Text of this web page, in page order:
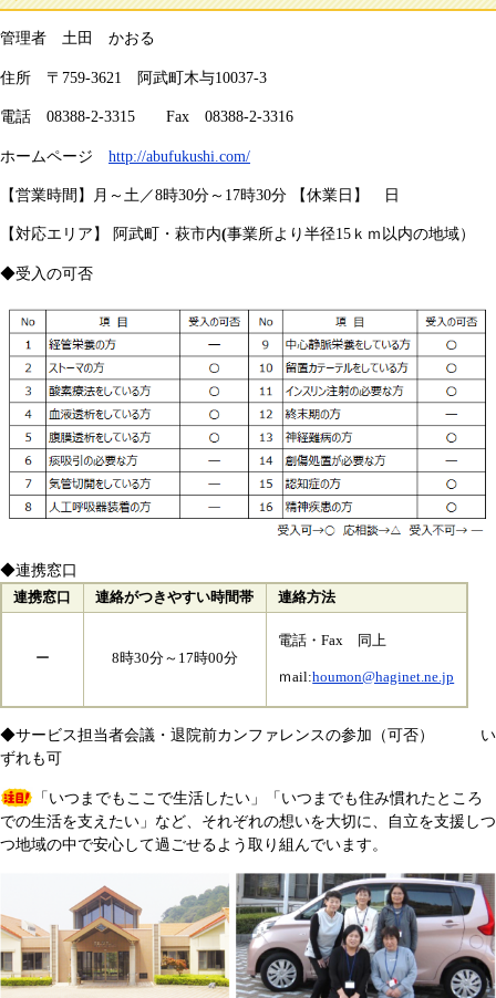
管理者 土田 かおる
住所 〒759-3621 阿武町木与10037-3
電話 08388-2-3315 Fax 08388-2-3316
ホームページ http://abufukushi.com/
【営業時間】月～土／8時30分～17時30分 【休業日】 日
【対応エリア】 阿武町・萩市内(事業所より半径15ｋｍ以内の地域）
◆受入の可否
◆連携窓口
連携窓口 連絡がつきやすい時間帯 連絡方法
ー 8時30分～17時00分
電話・Fax 同上
ｍail:houmon@haginet.ne.jp
◆サービス担当者会議・退院前カンファレンスの参加（可否） い
ずれも可
「いつまでもここで生活したい」「いつまでも住み慣れたところ
での生活を支えたい」など、それぞれの想いを大切に、自立を支援しつ
つ地域の中で安心して過ごせるよう取り組んでいます。